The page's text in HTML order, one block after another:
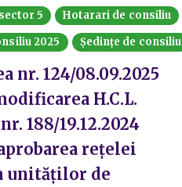
5
Hotarari de consiliu
2025
Ședințe de consiliu
nr. 124/08.09.2025
H.C.L.
188/19.12.2024
reţelei
unităţilor de